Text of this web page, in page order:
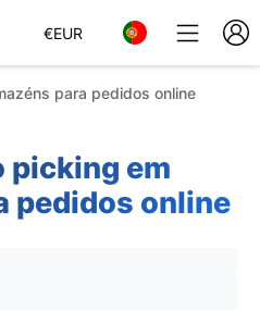
€EUR
para pedidos online
picking em
pedidos online